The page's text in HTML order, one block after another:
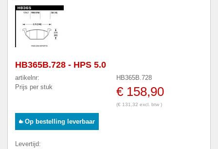
HB365B.728 - HPS 5.0
artikelnr:
HB365B.728
Prijs per stuk
€ 158,90
(€ 131,32 excl. btw )
Op bestelling leverbaar
Levertijd: